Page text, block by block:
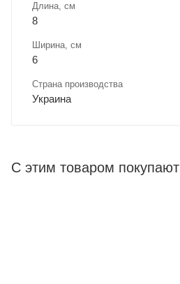
Длина, cм
8
Ширина, cм
6
Страна производства
Украина
С этим товаром покупают